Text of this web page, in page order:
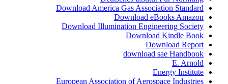
Download America Gas Association Standard
Download eBooks Amazon
Download Illumination Engineering Society
Download Kindle Book
Download Report
download sae Handbook
E. Arnold
Energy Institute
European Association of Aerospace Industries